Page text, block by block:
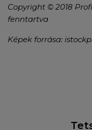
Copyright © 2018
fenntartva
Képek forrása: